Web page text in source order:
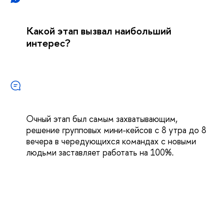
Какой этап вызвал наибольший
интерес?
Очный этап был самым захватывающим,
решение групповых мини-кейсов с 8 утра до 8
вечера в чередующихся командах с новыми
людьми заставляет работать на 100%.